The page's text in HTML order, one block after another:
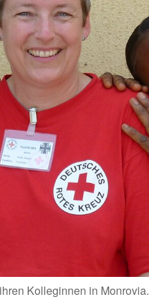
Kolleginnen in Monrovia.